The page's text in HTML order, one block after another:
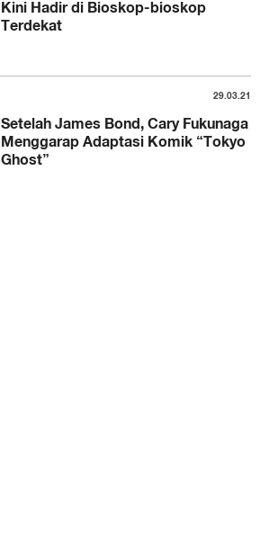
Kini Hadir di Bioskop-bioskop
Terdekat
29.03.21
Setelah James Bond, Cary Fukunaga
Menggarap Adaptasi Komik “Tokyo
Ghost”